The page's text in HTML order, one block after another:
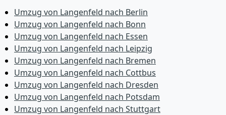
Umzug von Langenfeld nach Berlin
Umzug von Langenfeld nach Bonn
Umzug von Langenfeld nach Essen
Umzug von Langenfeld nach Leipzig
Umzug von Langenfeld nach Bremen
Umzug von Langenfeld nach Cottbus
Umzug von Langenfeld nach Dresden
Umzug von Langenfeld nach Potsdam
Umzug von Langenfeld nach Stuttgart